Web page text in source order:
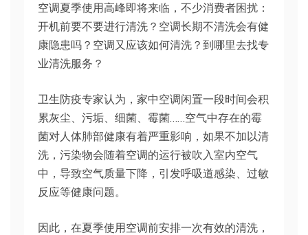
空调夏季使用高峰即将来临，不少消费者困扰：
开机前要不要进行清洗？空调长期不清洗会有健
康隐患吗？空调又应该如何清洗？到哪里去找专
业清洗服务？
卫生防疫专家认为，家中空调闲置一段时间会积
累灰尘、污垢、细菌、霉菌……空气中存在的霉
菌对人体肺部健康有着严重影响，如果不加以清
洗，污染物会随着空调的运行被吹入室内空气
中，导致空气质量下降，引发呼吸道感染、过敏
反应等健康问题。
因此，在夏季使用空调前安排一次有效的清洗，